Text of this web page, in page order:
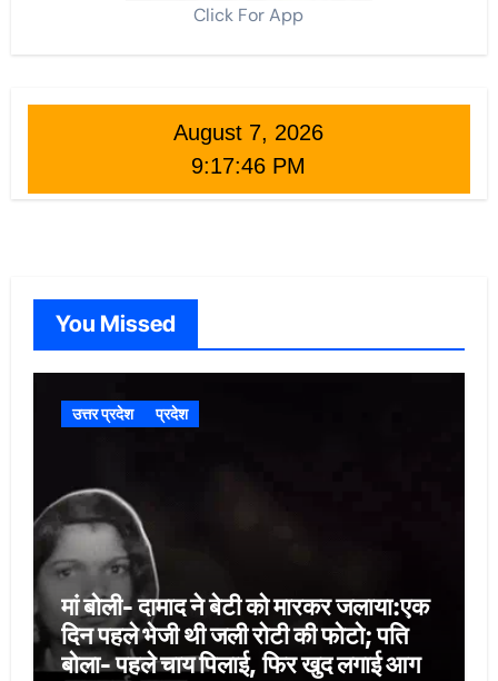
Click For App
August 7, 2026
9:17:47 PM
You Missed
उत्तर प्रदेश प्रदेश
मां बोली- दामाद ने बेटी को मारकर जलाया:एक
दिन पहले भेजी थी जली रोटी की फोटो; पति
बोला- पहले चाय पिलाई, फिर खुद लगाई आग